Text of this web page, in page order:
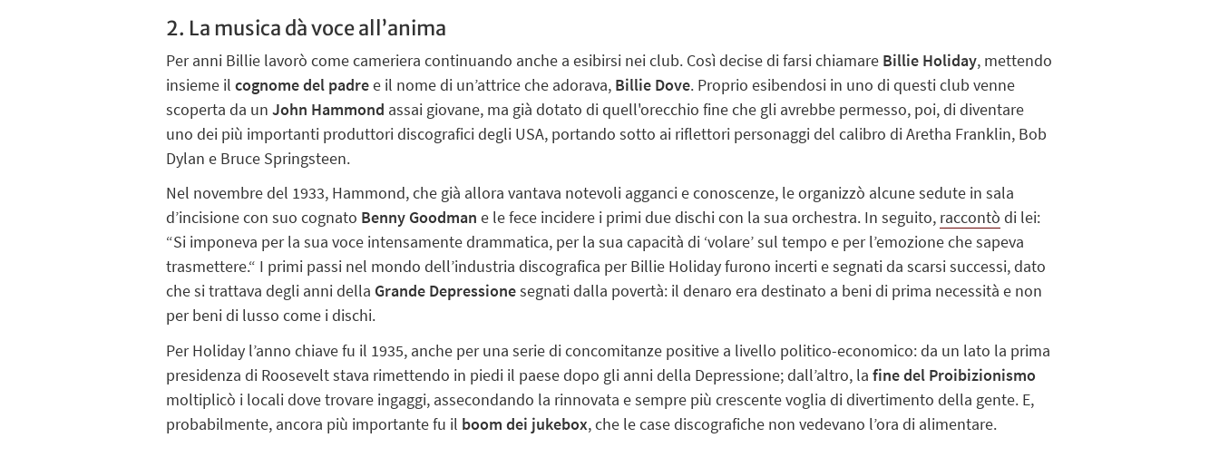
2. La musica dà voce all’anima
Per anni Billie lavorò come cameriera continuando anche a esibirsi nei club. Così decise di farsi chiamare Billie Holiday, mettendo
insieme ilcognome del padree il nome di un’attrice che adorava, Billie Dove. Proprio esibendosi in uno di questi club venne
scoperta da unJohn Hammond assai giovane, ma già dotato di quell'orecchio fine che gli avrebbe permesso, poi, di diventare
uno dei più importanti produttori discografici degli USA, portando sotto ai riflettori personaggi del calibro di Aretha Franklin, Bob
Dylan e Bruce Springsteen.
Nel novembre del 1933, Hammond, che già allora vantava notevoli agganci e conoscenze, le organizzò alcune sedute in sala
d’incisione con suo cognato Benny Goodman e le fece incidere i primi due dischi con la sua orchestra. In seguito, raccontò di lei:
“Si imponeva per la sua voce intensamente drammatica, per la sua capacità di ‘volare’ sul tempo e per l’emozione che sapeva
trasmettere.“ I primi passi nel mondo dell’industria discografica per Billie Holiday furono incerti e segnati da scarsi successi, dato
che si trattava degli anni della Grande Depressionesegnati dalla povertà: il denaro era destinato a beni di prima necessità e non
per beni di lusso come i dischi.
Per Holiday l’anno chiave fu il 1935, anche per una serie di concomitanze positive a livello politico-economico: da un lato la prima
presidenza di Roosevelt stava rimettendo in piedi il paese dopo gli anni della Depressione; dall’altro, lafine del Proibizionismo
moltiplicò i locali dove trovare ingaggi, assecondando la rinnovata e sempre più crescente voglia di divertimento della gente. E,
probabilmente, ancora più importante fu il boom dei jukebox, che le case discografiche non vedevano l’ora di alimentare.